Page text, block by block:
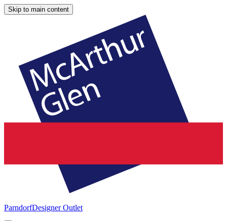
Skip to main content
ParndorfDesigner Outlet